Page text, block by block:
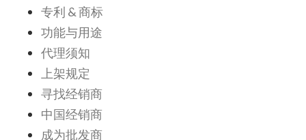
专利 & 商标
功能与用途
代理须知
上架规定
寻找经销商
中国经销商
成为批发商